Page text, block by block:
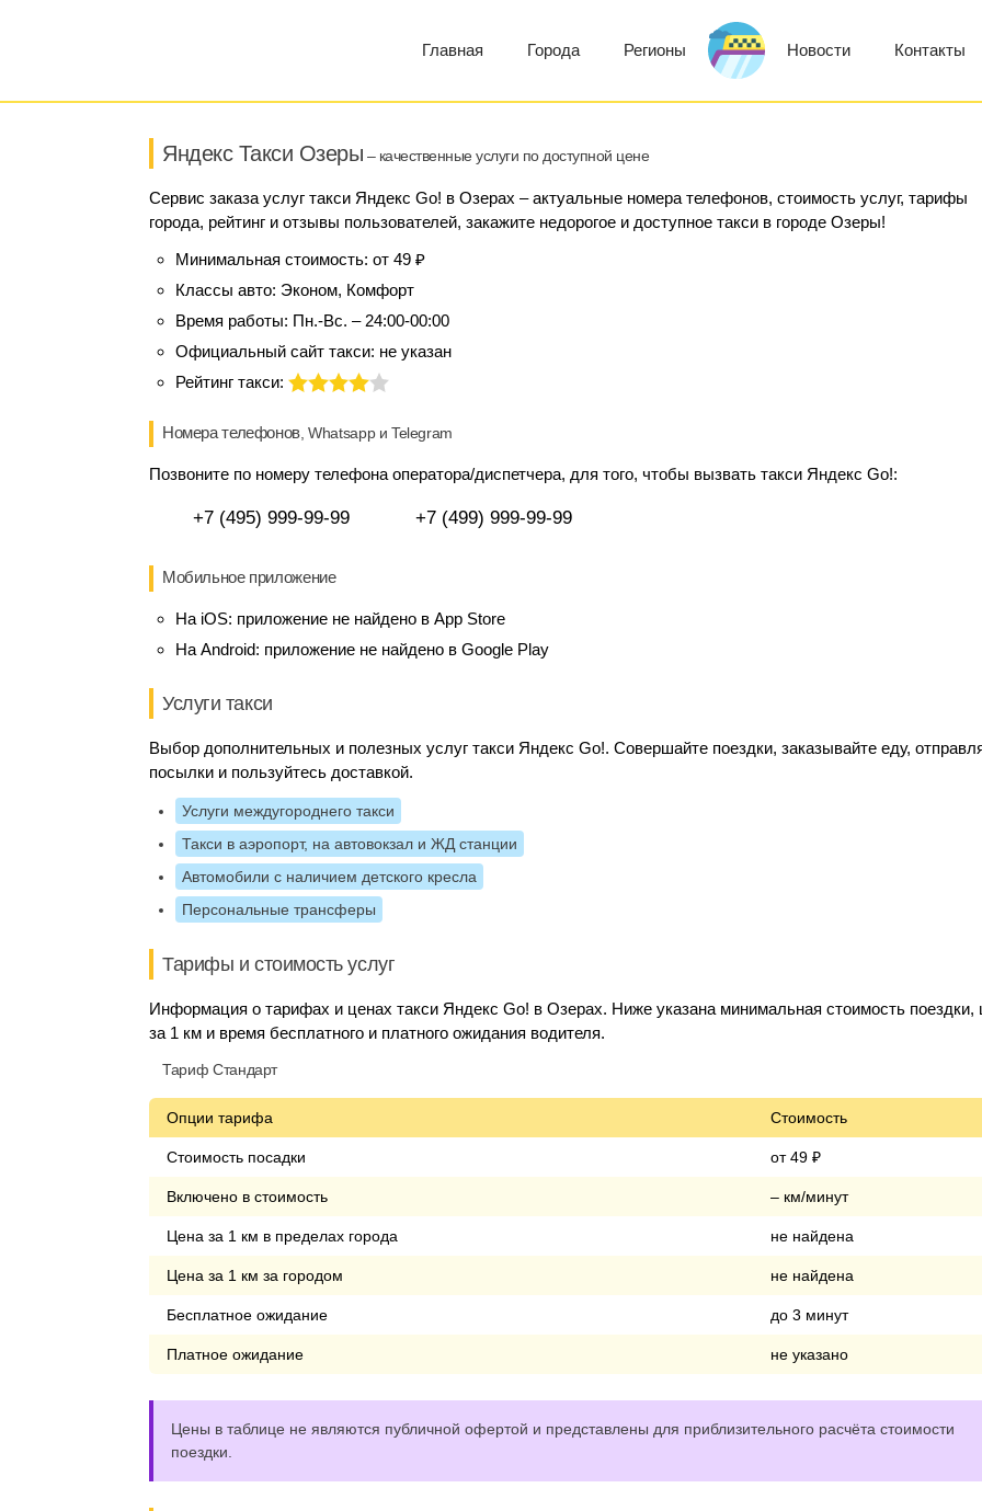
Главная Города Регионы Новости Контакты
Яндекс Такси Озеры – качественные услуги по доступной цене
Сервис заказа услуг такси Яндекс Go! в Озерах – актуальные номера телефонов, стоимость услуг, тарифы
города, рейтинг и отзывы пользователей, закажите недорогое и доступное такси в городе Озеры!
Минимальная стоимость: от 49 ₽
Классы авто: Эконом, Комфорт
Время работы: Пн.-Вс. – 24:00-00:00
Официальный сайт такси: не указан
Рейтинг такси:
Номера телефонов, Whatsapp и Telegram
Позвоните по номеру телефона оператора/диспетчера, для того, чтобы вызвать такси Яндекс Go!:
+7 (495) 999-99-99 +7 (499) 999-99-99
Мобильное приложение
На iOS: приложение не найдено в App Store
На Android: приложение не найдено в Google Play
Услуги такси
Выбор дополнительных и полезных услуг такси Яндекс Go!. Совершайте поездки, заказывайте еду,
посылки и пользуйтесь доставкой.
Услуги междугороднего такси
Такси в аэропорт, на автовокзал и ЖД станции
Автомобили с наличием детского кресла
Персональные трансферы
Тарифы и стоимость услуг
Информация о тарифах и ценах такси Яндекс Go! в Озерах. Ниже указана минимальная стоимость поездки,
за 1 км и время бесплатного и платного ожидания водителя.
Тариф Стандарт
Опции тарифа Стоимость
Стоимость посадки от 49 ₽
Включено в стоимость – км/минут
Цена за 1 км в пределах города не найдена
Цена за 1 км за городом не найдена
Бесплатное ожидание до 3 минут
Платное ожидание не указано
Цены в таблице не являются публичной офертой и представлены для приблизительного расчёта стоимости
поездки.